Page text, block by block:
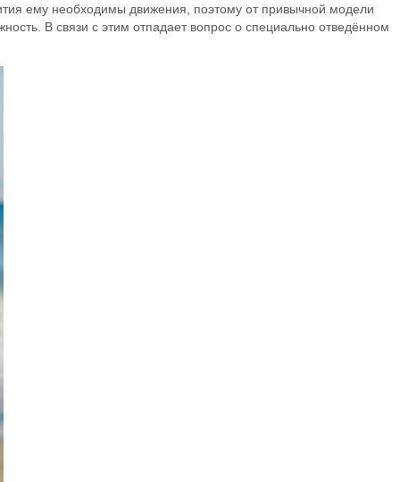
ему необходимы движения, поэтому от привычной модели
В связи с этим отпадает вопрос о специально отведённом